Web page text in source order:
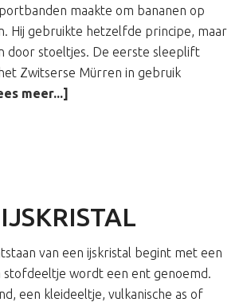
maakte om bananen op
Hij gebruikte hetzelfde principe, maar
door stoeltjes. De eerste sleeplift
Zwitserse Mürren in gebruik
meer...]
IJSKRISTAL
van een ijskristal begint met een
stofdeeltje wordt een ent genoemd.
een kleideeltje, vulkanische as of